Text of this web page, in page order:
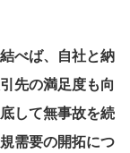
べば、自社と納
先の満足度も向
して無事故を続
需要の開拓につ